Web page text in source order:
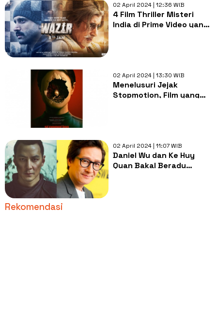
02 April 2024 | 12:36 WIB
4 Film Thriller Misteri
India di Prime Video yang
02 April 2024 | 13:30 WIB
Menelusuri Jejak
Stopmotion, Film yang
02 April 2024 | 11:07 WIB
Daniel Wu dan Ke Huy
Quan Bakal Beradu
Rekomendasi